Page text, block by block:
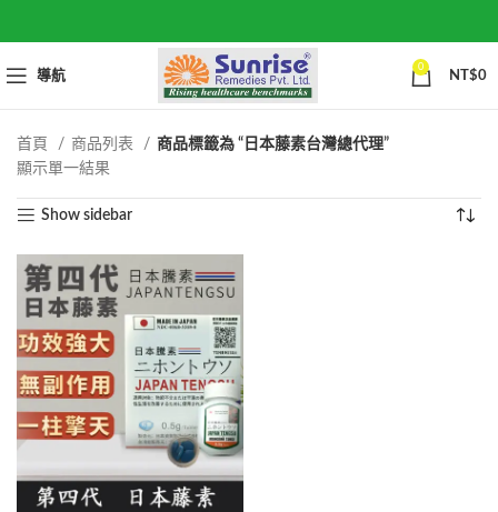
導航
0
NT$0
首頁 商品列表
商品標籤為 “日本藤素台灣總代理”
顯示單一結果
Show sidebar